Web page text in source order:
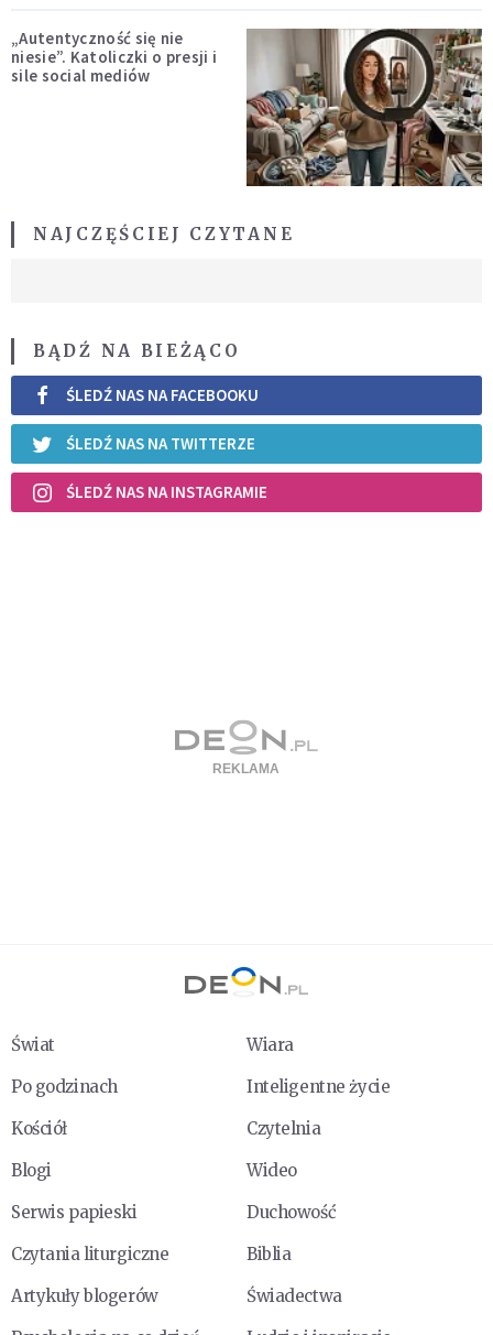
„Autentyczność się nie
niesie”. Katoliczki o presji i
sile social mediów
NAJCZĘŚCIEJ CZYTANE
BĄDŹ NA BIEŻĄCO
ŚLEDŹ NAS NA FACEBOOKU
ŚLEDŹ NAS NA TWITTERZE
ŚLEDŹ NAS NA INSTAGRAMIE
Świat
Wiara
Po godzinach
Inteligentne życie
Kościół
Czytelnia
Blogi
Wideo
Serwis papieski
Duchowość
Czytania liturgiczne
Biblia
Artykuły blogerów
Świadectwa